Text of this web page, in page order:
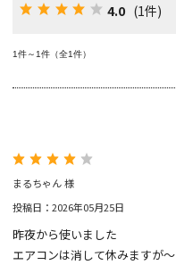
4.0 (1件)
1件～1件（全1件）
まるちゃん 様
投稿日：2026年05月25日
昨夜から使いました
エアコンは消して休みますが～